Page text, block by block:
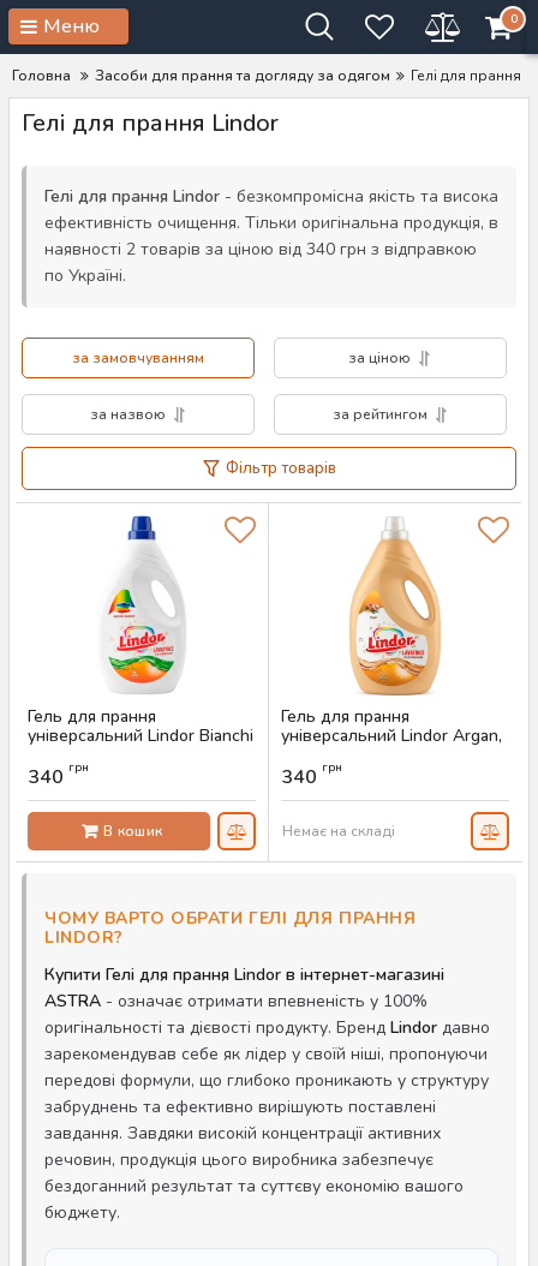
Меню 0
Головна Засоби для прання та догляду за одягом Гелі для прання
Гелі для прання Lindor
Гелі для прання Lindor - безкомпромісна якість та висока
ефективність очищення. Тільки оригінальна продукція, в
наявності 2 товарів за ціною від 340 грн з відправкою
по Україні.
за замовчуванням за ціною
за назвою за рейтингом
Фільтр товарів
Гель для прання
універсальний Lindor Bianchi
Артикул:
340 грн
В кошик
Гель для прання
універсальний Lindor Argan,
Артикул:
340 грн
Немає на складі
ЧОМУ ВАРТО ОБРАТИ ГЕЛІ ДЛЯ ПРАННЯ
LINDOR?
Купити Гелі для прання Lindor в інтернет-магазині
ASTRA - означає отримати впевненість у 100%
оригінальності та дієвості продукту. Бренд Lindor давно
зарекомендував себе як лідер у своїй ніші, пропонуючи
передові формули, що глибоко проникають у структуру
забруднень та ефективно вирішують поставлені
завдання. Завдяки високій концентрації активних
речовин, продукція цього виробника забезпечує
бездоганний результат та суттєву економію вашого
бюджету.